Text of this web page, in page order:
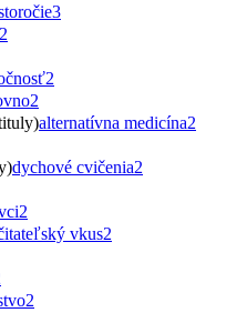
3
2
2
2
alternatívna medicína2
dychové cvičenia2
2
vkus2
2